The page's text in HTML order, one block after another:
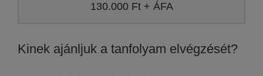
130.000 Ft + ÁFA
Kinek ajánljuk a tanfolyam elvégzését?